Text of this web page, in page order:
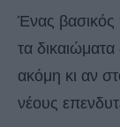
Ένας βασικός
τα
ακόμη κι αν
νέους